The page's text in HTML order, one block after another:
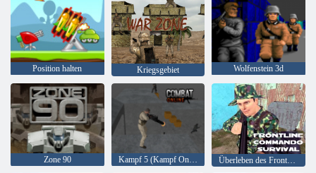
Position halten Kriegsgebiet Wolfenstein 3d
Zone 90 Kampf 5 (Kampf Online) Überleben des Frontkommandos